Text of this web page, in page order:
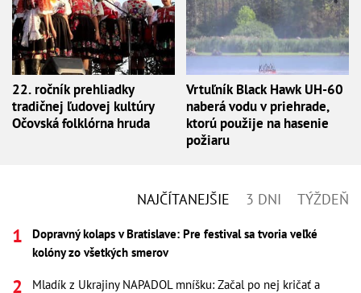
22. ročník prehliadky
tradičnej ľudovej kultúry
Očovská folklórna hruda
Vrtuľník Black Hawk UH-60
naberá vodu v priehrade,
ktorú použije na hasenie
požiaru
NAJČÍTANEJŠIE 3 DNI TÝŽDEŇ
Dopravný kolaps v Bratislave: Pre festival sa tvoria veľké
kolóny zo všetkých smerov
Mladík z Ukrajiny NAPADOL mníšku: Začal po nej kričať a